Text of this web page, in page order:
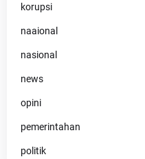
korupsi
naaional
nasional
news
opini
pemerintahan
politik